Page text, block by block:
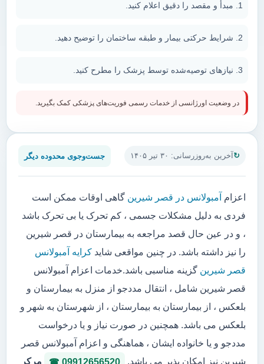
آخرین به‌روزرسانی: ۳۰ تیر ۱۴۰۵ جست‌وجوی محدوده دیگر
اعزام آمبولانس در قصر شیرین گاهی اوقات ممکن است
فردی به دلیل مشکلات جسمی ، کم تحرک یا بی تحرک باشد
، و در عین حال قصد مراجعه به بیمارستان در قصر شیرین
را نیز داشته باشد. در چنین مواقعی شاید کرایه آمبولانس
قصر شیرین گزینه مناسبی باشد.خدمات اعزام آمبولانس
قصر شیرین شامل ، انتقال مددجو از منزل به بیمارستان و
بلعکس ، از بیمارستان به بیمارستان ، از شهرستان به شهر و
بلعکس می باشد. همچنین در صورت نیاز و یا درخواست
مددجو و یا خانواده ایشان ، هماهنگی و اعزام آمبولانس قصر
شیرین نیز امکان پذیر می باشد.
مرکر
مبدأ و مقصد را دقیق اعلام کنید.
شرایط حرکتی بیمار و طبقه ساختمان را توضیح دهید.
نیازهای توصیه‌شده توسط پزشک را مطرح کنید.
در وضعیت اورژانسی از خدمات رسمی فوریت‌های پزشکی کمک بگیرید.